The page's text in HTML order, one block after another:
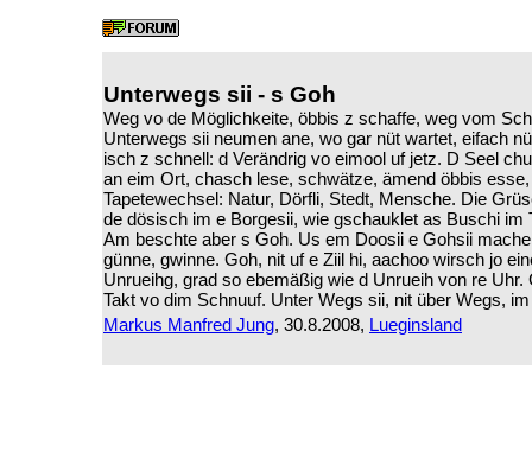
Unterwegs sii - s Goh
Weg vo de Möglichkeite, öbbis z schaffe, weg vom
Unterwegs sii neumen ane, wo gar nüt wartet, eifach
isch z schnell: d Verändrig vo eimool uf jetz. D Seel
an eim Ort, chasch lese, schwätze, ämend öbbis
Tapetewechsel: Natur, Dörfli, Stedt, Mensche. Die
de dösisch im e Borgesii, wie gschauklet as Buschi im
Am beschte aber s Goh. Us em Doosii e Gohsii
günne, gwinne. Goh, nit uf e Ziil hi, aachoo wirsch jo
Unrueihg, grad so ebemäßig wie d Unrueih von re
Takt vo dim Schnuuf. Unter Wegs sii, nit über Wegs,
Markus Manfred Jung, 30.8.2008, Lueginsland